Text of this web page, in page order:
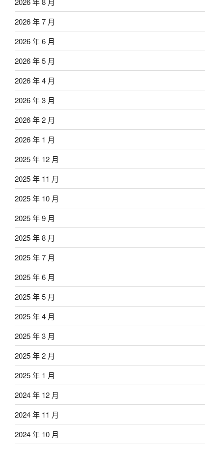
2026 年 7 月
2026 年 6 月
2026 年 5 月
2026 年 4 月
2026 年 3 月
2026 年 2 月
2026 年 1 月
2025 年 12 月
2025 年 11 月
2025 年 10 月
2025 年 9 月
2025 年 8 月
2025 年 7 月
2025 年 6 月
2025 年 5 月
2025 年 4 月
2025 年 3 月
2025 年 2 月
2025 年 1 月
2024 年 12 月
2024 年 11 月
2024 年 10 月